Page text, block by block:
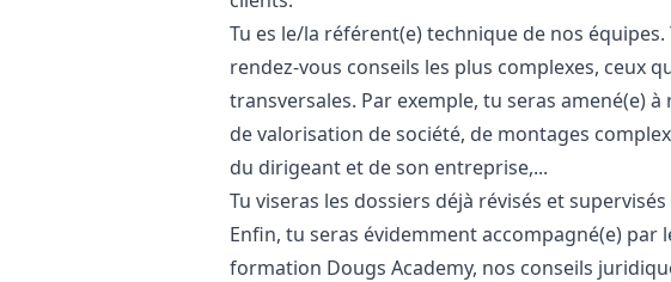
Tu es le/la référent(e) technique de nos
rendez-vous conseils les plus complexes, ceux
transversales. Par exemple, tu seras amené(e)
de valorisation de société, de montages
du dirigeant et de son entreprise,...
Tu viseras les dossiers déjà révisés et
Enfin, tu seras évidemment accompagné(e) par
formation Dougs Academy, nos conseils